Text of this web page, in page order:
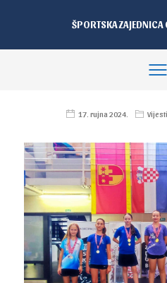
ŠPORTSKA ZAJEDNICA
17. rujna 2024. Vijesti